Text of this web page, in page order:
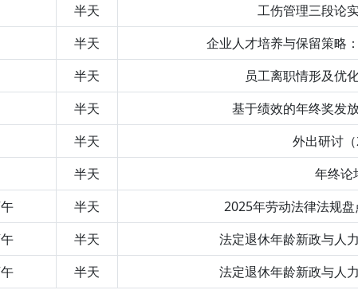
半天 工伤管理三段论
半天 企业人才培养与保留策略
半天 员工离职情形及优
半天 基于绩效的年终奖发
半天 外出研讨（
半天 年终论
半天 2025年劳动法律法规
半天 法定退休年龄新政与人
半天 法定退休年龄新政与人